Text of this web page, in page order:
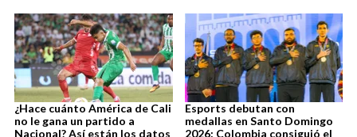
¿Hace cuánto América de Cali
no le gana un partido a
Nacional? Así están los datos
Esports debutan con
medallas en Santo Domingo
2026: Colombia consiguió el